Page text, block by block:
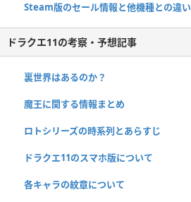
Steam版のセール情報と他機種との違い
ドラクエ11の考察・予想記事
裏世界はあるのか？
魔王に関する情報まとめ
ロトシリーズの時系列とあらすじ
ドラクエ11のスマホ版について
各キャラの紋章について